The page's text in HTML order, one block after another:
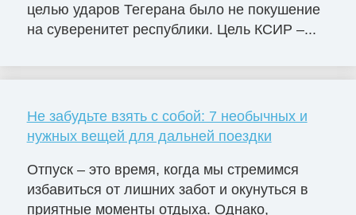
целью ударов Тегерана было не покушение
на суверенитет республики. Цель КСИР –...
Не забудьте взять с собой: 7 необычных и
нужных вещей для дальней поездки
Отпуск – это время, когда мы стремимся
избавиться от лишних забот и окунуться в
приятные моменты отдыха. Однако,